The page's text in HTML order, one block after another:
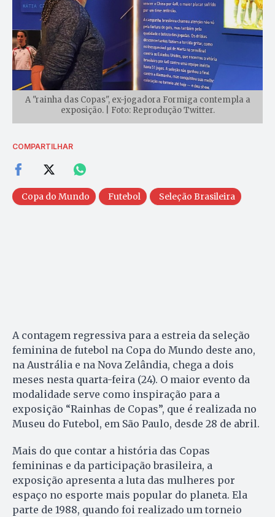
A "rainha das Copas", ex-jogadora Formiga contempla a
exposição. | Foto: Reprodução Twitter.
COMPARTILHAR
Copa do Mundo Futebol Seleção Brasileira
A contagem regressiva para a estreia da seleção
feminina de futebol na Copa do Mundo deste ano,
na Austrália e na Nova Zelândia, chega a dois
meses nesta quarta-feira (24). O maior evento da
modalidade serve como inspiração para a
exposição “Rainhas de Copas”, que é realizada no
Museu do Futebol, em São Paulo, desde 28 de abril.
Mais do que contar a história das Copas
femininas e da participação brasileira, a
exposição apresenta a luta das mulheres por
espaço no esporte mais popular do planeta. Ela
parte de 1988, quando foi realizado um torneio